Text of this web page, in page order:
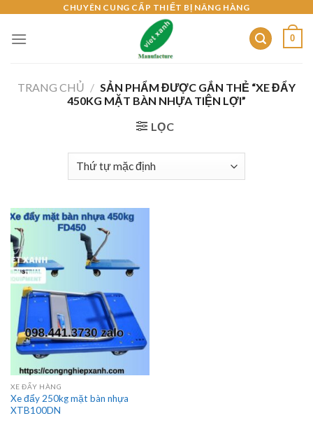
content
CHUYÊN CUNG CẤP THIẾT BỊ NÂNG HÀNG
0
TRANG CHỦ / SẢN PHẨM ĐƯỢC GẮN THẺ “XE ĐẨY
450KG MẶT BÀN NHỰA TIỆN LỢI”
LỌC
XE ĐẨY HÀNG
Xe đẩy 250kg mặt bàn nhựa
XTB100DN